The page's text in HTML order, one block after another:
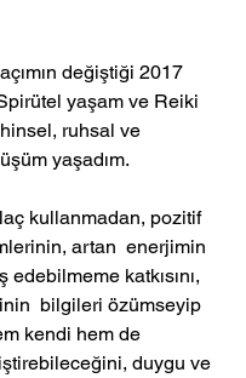
değiştiği 2017
yaşam ve Reiki
ruhsal ve
yaşadım.
kullanmadan, pozitif
artan  enerjimin
katkısını,
bilgileri özümseyip
kendi hem de
duygu ve